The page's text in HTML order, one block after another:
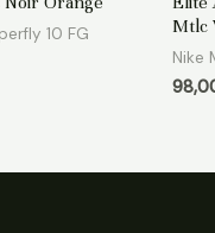
10 FG
sur
5
Mtlc
Nike